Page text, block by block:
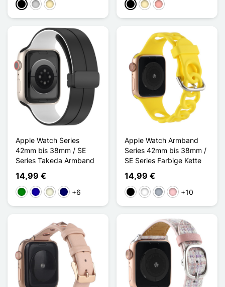
Schwarz
SilberGolden Schwarz
GoldenRoségold
Apple Watch Series
42mm bis 38mm / SE
Series Takeda Armband
14,99 €
GrünDunkelblau
BeigeMarineblau
+6
Apple Watch Armband
Series 42mm bis 38mm /
SE Series Farbige Kette
14,99 €
Schwarz
WeißGrauPink+10